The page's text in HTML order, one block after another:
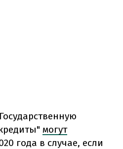
Государственную
могут
года в случае, если